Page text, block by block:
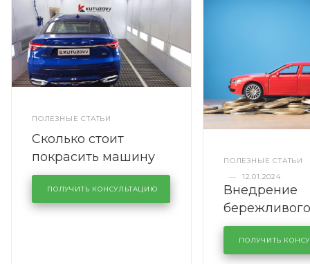
ПОЛЕЗНЫЕ СТАТЬИ
Сколько стоит
покрасить машину
полностью
ПОЛУЧИТЬ КОНСУЛЬТАЦИЮ
ПОЛЕЗНЫЕ СТАТЬИ
—
12.01.2024
Внедрение
бережливого
кузовном
ПОЛУЧИТЬ